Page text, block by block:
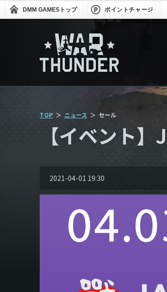
DMM GAMES トップ ポイントチャージ
TOP ニュース セール
【イベント
2021-04-01 19:30